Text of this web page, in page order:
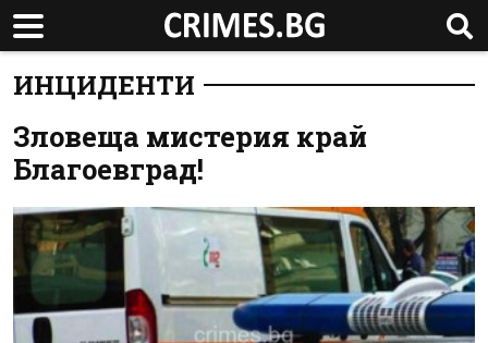
ИНЦИДЕНТИ
Зловеща мистерия край
Благоевград!